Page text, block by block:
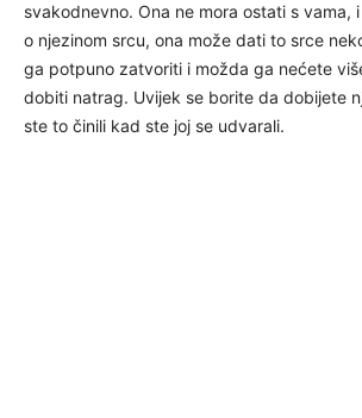
svakodnevno. Ona ne mora ostati s vama,
o njezinom srcu, ona može dati to srce
ga potpuno zatvoriti i možda ga nećete
dobiti natrag. Uvijek se borite da dobijete
ste to činili kad ste joj se udvarali.